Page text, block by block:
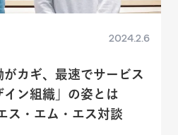
2024.2.6
カギ、最速でサービス
ン組織」の姿とは
・エム・エス対談